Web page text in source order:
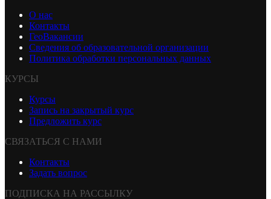
О нас
Контакты
ГеоВакансии
Сведения об образовательной организации
Политика обработки персональных данных
КУРСЫ
Курсы
Запись на закрытый курс
Предложить курс
СВЯЗАТЬСЯ С НАМИ
Контакты
Задать вопрос
ПОДПИСКА НА РАССЫЛКУ